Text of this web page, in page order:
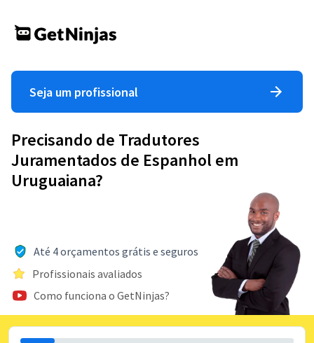
Seja um profissional
Precisando de Tradutores
Juramentados de Espanhol em
Uruguaiana?
Até 4 orçamentos grátis e seguros
Profissionais avaliados
Como funciona o GetNinjas?